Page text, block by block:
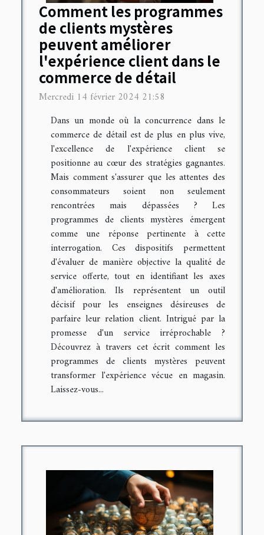
Comment les programmes
de clients mystères
peuvent améliorer
l'expérience client dans le
commerce de détail
Mercredi 14 février 2024 21:58
Dans un monde où la concurrence dans le
commerce de détail est de plus en plus vive,
l'excellence de l'expérience client se
positionne au cœur des stratégies gagnantes.
Mais comment s'assurer que les attentes des
consommateurs soient non seulement
rencontrées mais dépassées ? Les
programmes de clients mystères émergent
comme une réponse pertinente à cette
interrogation. Ces dispositifs permettent
d'évaluer de manière objective la qualité de
service offerte, tout en identifiant les axes
d'amélioration. Ils représentent un outil
décisif pour les enseignes désireuses de
parfaire leur relation client. Intrigué par la
promesse d'un service irréprochable ?
Découvrez à travers cet écrit comment les
programmes de clients mystères peuvent
transformer l'expérience vécue en magasin.
Laissez-vous...